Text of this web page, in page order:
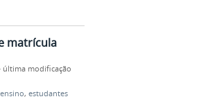
matrícula
última modificação
ensino, estudantes